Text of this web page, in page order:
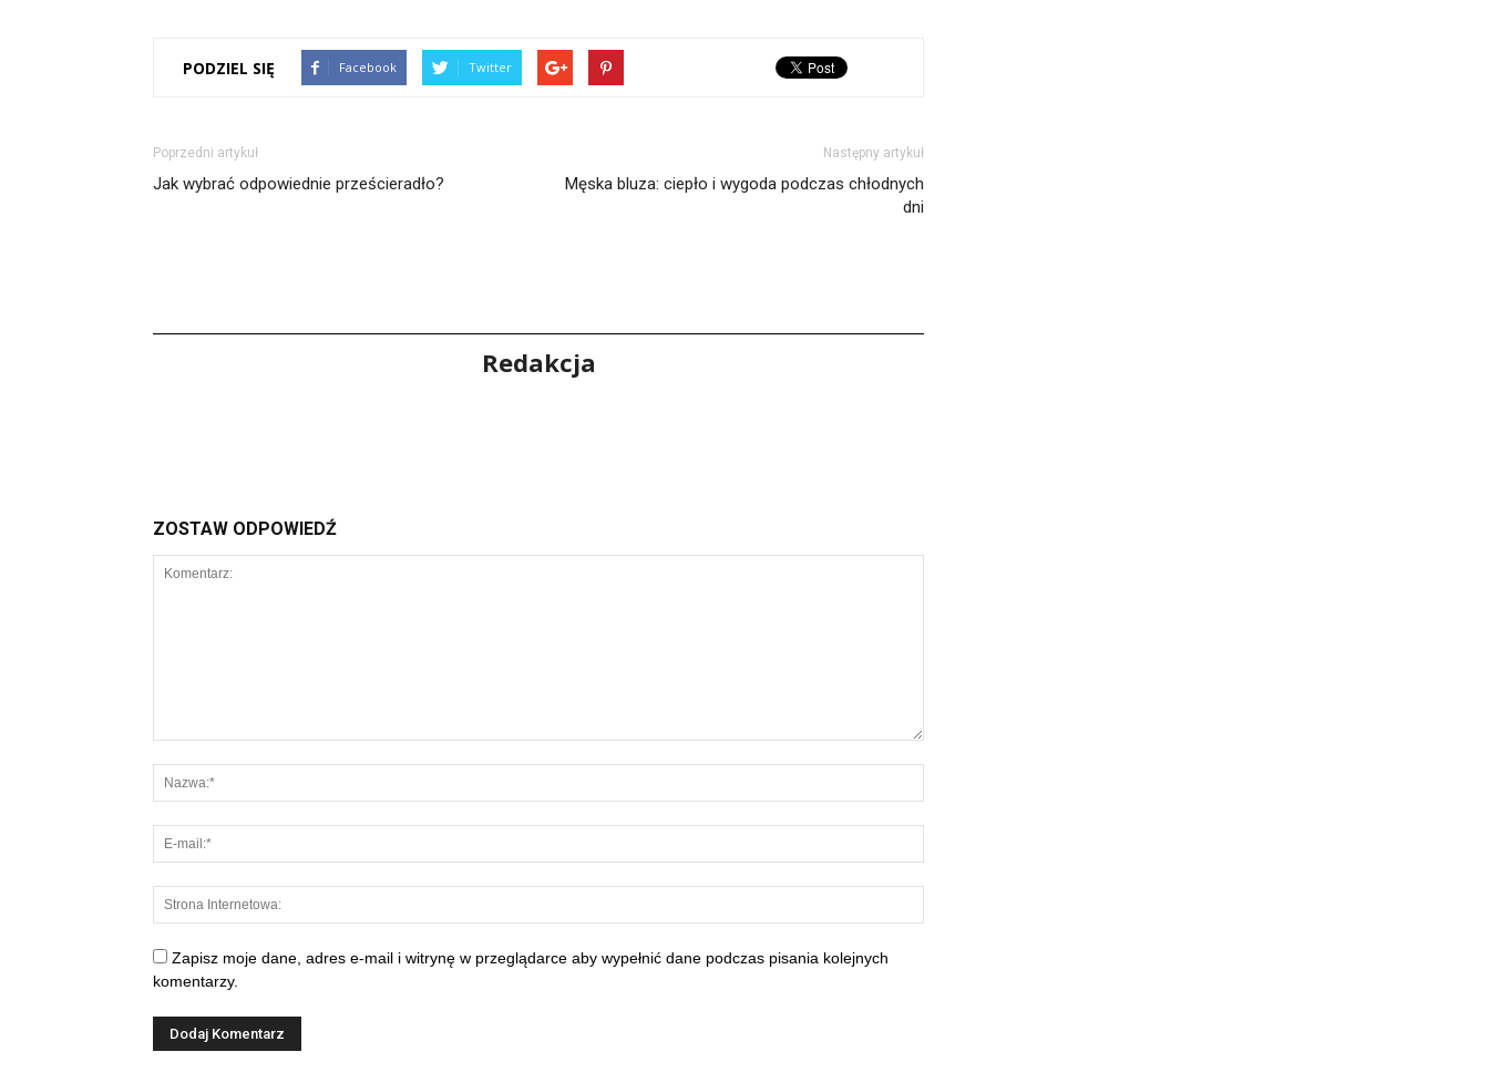
PODZIEL SIĘ Facebook Twitter
Poprzedni artykuł
Jak wybrać odpowiednie prześcieradło?
Następny artykuł
Męska bluza: ciepło i wygoda podczas chłodnych
dni
Redakcja
ZOSTAW ODPOWIEDŹ
Zapisz moje dane, adres e-mail i witrynę w przeglądarce aby wypełnić dane podczas pisania kolejnych
komentarzy.